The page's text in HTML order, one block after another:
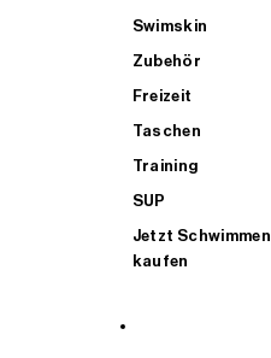
Swimskin
Zubehör
Freizeit
Taschen
Training
SUP
Jetzt Schwimmen
kaufen